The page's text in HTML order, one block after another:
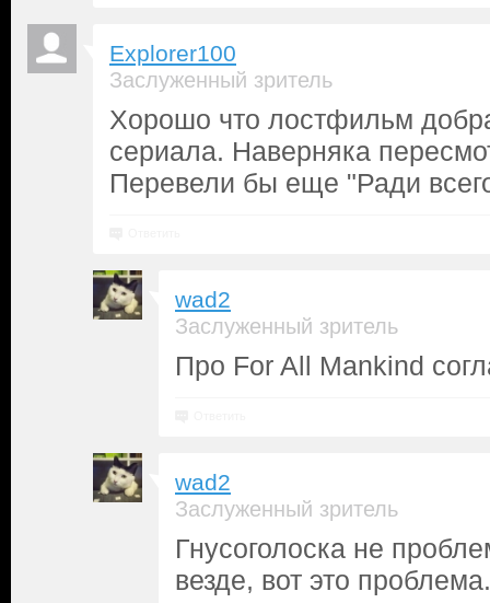
Explorer100
Заслуженный зритель
Хорошо что лостфильм
сериала. Наверняка
Перевели бы еще "Ради
wad2
Заслуженный зритель
Про For All Mankind
wad2
Заслуженный зритель
Гнусоголоска не
везде, вот это проблема.